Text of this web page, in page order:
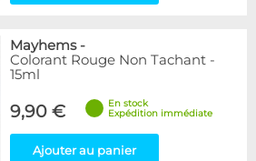
Mayhems-
Colorant Rouge Non Tachant -
15ml
9,90 €
En stock
Expédition immédiate
Ajouter au panier